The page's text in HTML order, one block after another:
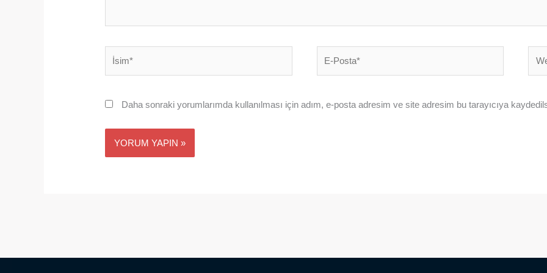
Posta*
Daha sonraki yorumlarımda kullanılması için adım, e-posta adresim ve site adresim bu tarayıcıya